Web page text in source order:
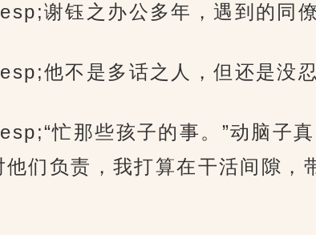
谢钰之办公多年，遇到的同
他不是多话之人，但还是没
忙那些孩子的事。”动脑子
他们负责，我打算在干活间隙，